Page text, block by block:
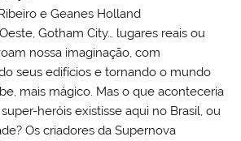
e Geanes Holland
Gotham City… lugares reais ou
nossa imaginação, com
seus edifícios e tornando o mundo
mais mágico. Mas o que aconteceria
heróis existisse aqui no Brasil, ou
Os criadores da Supernova